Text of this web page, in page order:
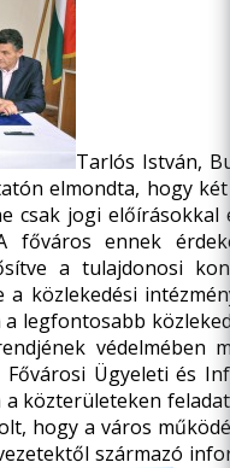
Tarlós István,
elmondta, hogy
csak jogi előírásokkal
főváros ennek
a tulajdonosi
a közlekedési
legfontosabb
védelmében
Ügyeleti és
közterületeken
hogy a város
származó